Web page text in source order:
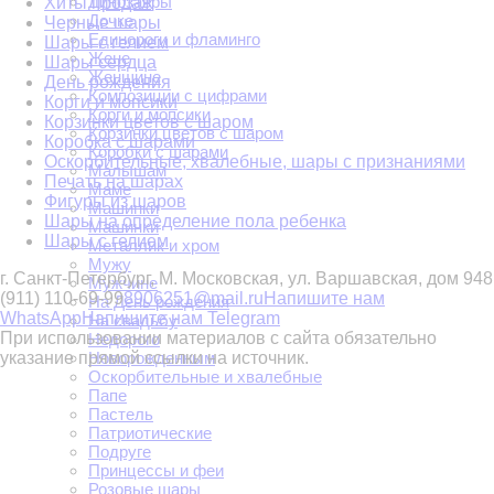
Дочке
Единороги и фламинго
Жене
Женщине
Композиции с цифрами
Корги и мопсики
Корзинки цветов с шаром
Коробки с шарами
Малышам
Маме
Машинки
Машинки
Металлик и хром
Мужу
Мужчине
На День рождения
На свадьбу
Недорого
Новорожденным
Оскорбительные и хвалебные
Папе
Пастель
Патриотические
Подруге
Принцессы и феи
Розовые шары
Черные шары
Шары с гелием
Шары сердца
День рождения
Корги и мопсики
Корзинки цветов с шаром
Коробка с шарами
Оскорбительные, хвалебные, шары с признаниями
Печать на шарах
Фигуры из шаров
Шары на определение пола ребенка
Шары с гелием
г. Санкт-Петербург, М. Московская, ул. Варшавская, дом 948
(911) 110-69-998906251@mail.ru Напишите нам
WhatsApp Напишите нам Telegram
При использовании материалов с сайта обязательно
указание прямой ссылки на источник.